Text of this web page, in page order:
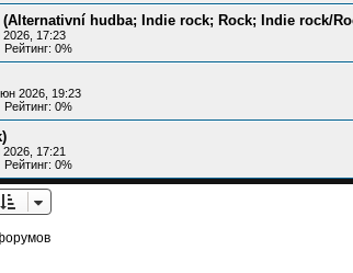
(Alternativní hudba; Indie rock; Rock; Indie rock/
17:23
Рейтинг: 0%
2026, 19:23
Рейтинг: 0%
17:21
Рейтинг: 0%